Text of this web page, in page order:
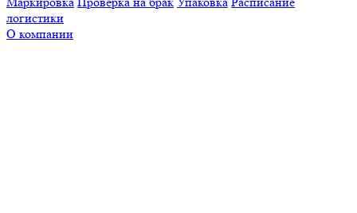
логистики
О компании